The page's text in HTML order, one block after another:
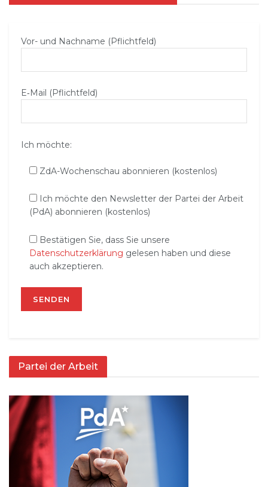
Vor- und Nachname (Pflichtfeld)
E‑Mail (Pflichtfeld)
Ich möchte:
ZdA-Wochenschau abonnieren (kostenlos)
Ich möchte den Newsletter der Partei der Arbeit
(PdA) abonnieren (kostenlos)
Bestätigen Sie, dass Sie unsere
Datenschutzerklärung gelesen haben und diese
auch akzeptieren.
Partei der Arbeit